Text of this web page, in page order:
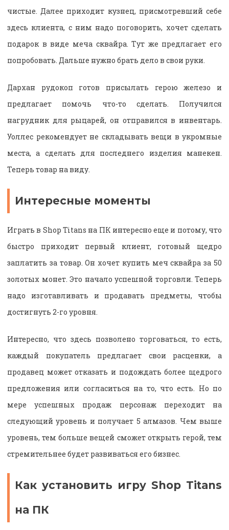
чистые. Далее приходит кузнец, присмотревший себе
здесь клиента, с ним надо поговорить, хочет сделать
подарок в виде меча сквайра. Тут же предлагает его
попробовать. Дальше нужно брать дело в свои руки.
Дархан рудокоп готов присылать герою железо и
предлагает помочь что-то сделать. Получился
нагрудник для рыцарей, он отправился в инвентарь.
Уоллес рекомендует не складывать вещи в укромные
места, а сделать для последнего изделия манекен.
Теперь товар на виду.
Интересные моменты
Играть в Shop Titans на ПК интересно еще и потому, что
быстро приходит первый клиент, готовый щедро
заплатить за товар. Он хочет купить меч сквайра за 50
золотых монет. Это начало успешной торговли. Теперь
надо изготавливать и продавать предметы, чтобы
достигнуть 2-го уровня.
Интересно, что здесь позволено торговаться, то есть,
каждый покупатель предлагает свои расценки, а
продавец может отказать и подождать более щедрого
предложения или согласиться на то, что есть. Но по
мере успешных продаж персонаж переходит на
следующий уровень и получает 5 алмазов. Чем выше
уровень, тем больше вещей сможет открыть герой, тем
стремительнее будет развиваться его бизнес.
Как установить игру Shop Titans
на ПК